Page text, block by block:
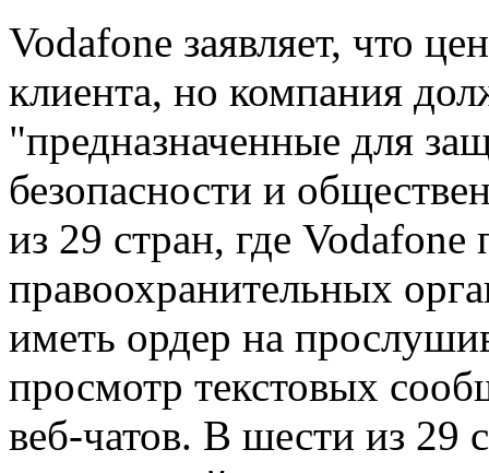
Vodafone заявляет, что
клиента, но компания
"предназначенные для
безопасности и
из 29 стран, где
правоохранительных
иметь ордер на
просмотр текстовых
веб-чатов. В шести из 29